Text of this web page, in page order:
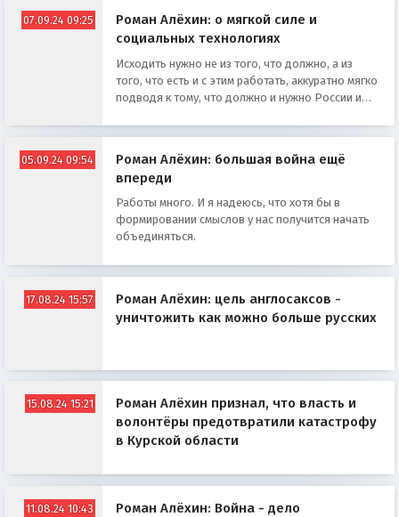
07.09.24 09:25
Роман Алёхин: о мягкой силе и
социальных технологиях
Исходить нужно не из того, что должно, а из
того, что есть и с этим работать, аккуратно мягко
подводя к тому, что должно и нужно России и
05.09.24 09:54
Роман Алёхин: большая война ещё
впереди
Работы много. И я надеюсь, что хотя бы в
формировании смыслов у нас получится начать
объединяться.
17.08.24 15:57
Роман Алёхин: цель англосаксов -
уничтожить как можно больше русских
15.08.24 15:21
Роман Алёхин признал, что власть и
волонтёры предотвратили катастрофу
в Курской области
11.08.24 10:43
Роман Алёхин: Война - дело